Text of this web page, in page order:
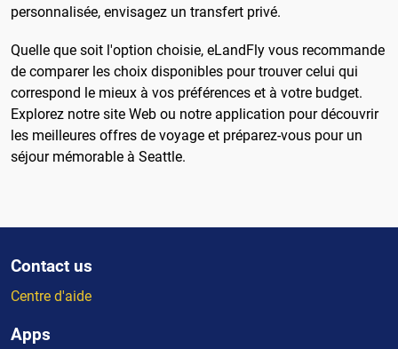
personnalisée, envisagez un transfert privé.
Quelle que soit l'option choisie, eLandFly vous recommande
de comparer les choix disponibles pour trouver celui qui
correspond le mieux à vos préférences et à votre budget.
Explorez notre site Web ou notre application pour découvrir
les meilleures offres de voyage et préparez-vous pour un
séjour mémorable à Seattle.
Contact us
Centre d'aide
Apps